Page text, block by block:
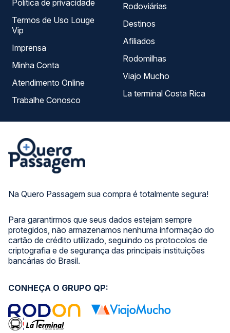
Na Quero Passagem sua compra é totalmente segura!
Para garantirmos que seus dados estejam sempre
protegidos, não armazenamos nenhuma informação do
cartão de crédito utilizado, seguindo os protocolos de
criptografia e de segurança das principais instituições
bancárias do Brasil.
Política de privacidade
Termos de Uso Louge
Vip
Imprensa
Minha Conta
Atendimento Online
Trabalhe Conosco
Rodoviárias
Destinos
Afiliados
Rodomilhas
Viajo Mucho
La terminal Costa Rica
CONHEÇA O GRUPO QP: